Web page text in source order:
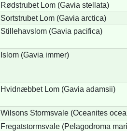
Rødstrubet Lom (Gavia stellata)
Sortstrubet Lom (Gavia arctica)
Stillehavslom (Gavia pacifica)
Islom (Gavia immer)
Hvidnæbbet Lom (Gavia adamsii)
Wilsons Stormsvale (Oceanites
Fregatstormsvale (Pelagodroma